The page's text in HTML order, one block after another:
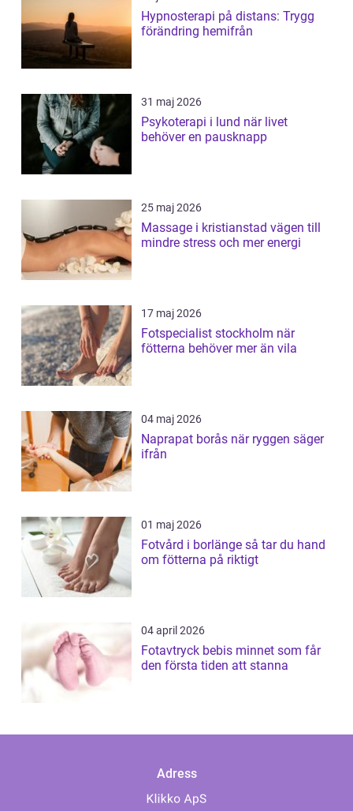
Hypnosterapi på distans: Trygg
förändring hemifrån
31 maj 2026
Psykoterapi i lund när livet
behöver en pausknapp
25 maj 2026
Massage i kristianstad vägen till
mindre stress och mer energi
17 maj 2026
Fotspecialist stockholm när
fötterna behöver mer än vila
04 maj 2026
Naprapat borås när ryggen säger
ifrån
01 maj 2026
Fotvård i borlänge så tar du hand
om fötterna på riktigt
04 april 2026
Fotavtryck bebis minnet som får
den första tiden att stanna
Adress